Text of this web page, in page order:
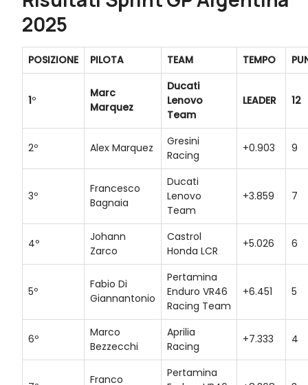
2025
POSIZIONE PILOTA TEAM TEMPO
1º
Marc
Marquez
Ducati
Lenovo
Team
LEADER 12
2º Alex Marquez
Gresini
Racing
+0.903 9
3º
Francesco
Bagnaia
Ducati
Lenovo
Team
+3.859 7
4º
Johann
Zarco
Castrol
Honda LCR
+5.026 6
5º
Fabio Di
Giannantonio
Pertamina
Enduro VR46
Racing Team
+6.451 5
6º
Marco
Bezzecchi
Aprilia
Racing
+7.333 4
Franco
Pertamina